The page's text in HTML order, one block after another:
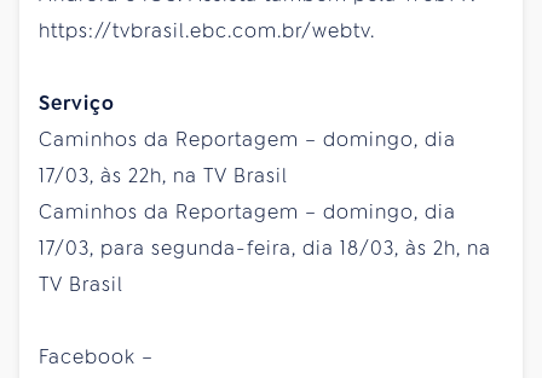
https://tvbrasil.ebc.com.br/webtv.
Serviço
Caminhos da Reportagem – domingo, dia
17/03, às 22h, na TV Brasil
Caminhos da Reportagem – domingo, dia
17/03, para segunda-feira, dia 18/03, às 2h, na
TV Brasil
Facebook –